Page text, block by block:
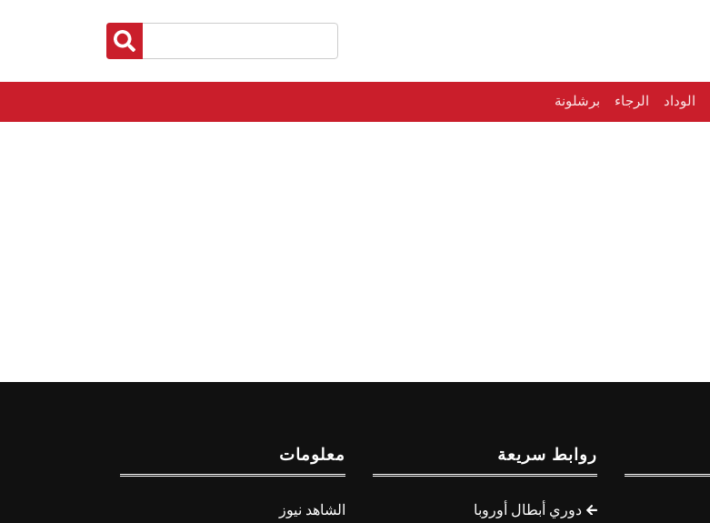
الوداد الرجاء برشلونة
روابط سريعة
دوري أبطال أوروبا
معلومات
الشاهد نيوز